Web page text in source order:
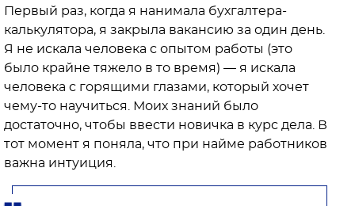
Первый раз, когда я нанимала бухгалтера-
калькулятора, я закрыла вакансию за один день.
Я не искала человека с опытом работы (это
было крайне тяжело в то время) — я искала
человека с горящими глазами, который хочет
чему-то научиться. Моих знаний было
достаточно, чтобы ввести новичка в курс дела. В
тот момент я поняла, что при найме работников
важна интуиция.